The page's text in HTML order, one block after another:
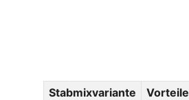
Stabmixvariante Vorteile